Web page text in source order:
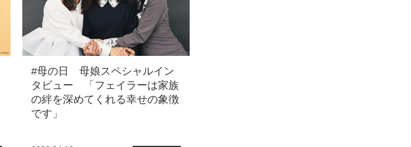
#母の日 母娘スペシャルイン
タビュー 「フェイラーは家族
の絆を深めてくれる幸せの象徴
です」